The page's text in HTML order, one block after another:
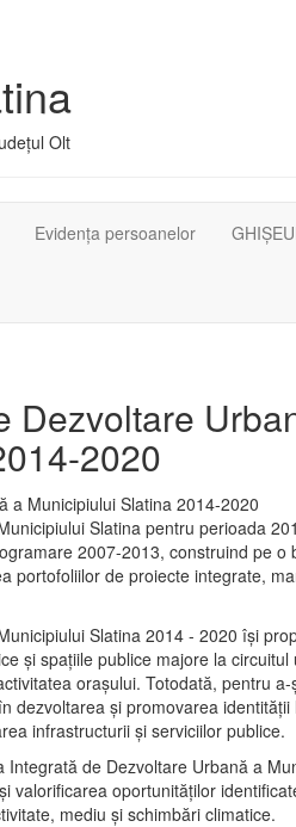
Olt
Evidența persoanelor
Dezvoltare
2020
Slatina pentru perioada
2007-2013, construind pe o
portofoliilor de proiecte integrate,
Slatina 2014 - 2020 își
şi spaţiile publice majore la circuitul
oraşului. Totodată, pentru a-
dezvoltarea şi promovarea identităţii
infrastructurii şi serviciilor publice.
de Dezvoltare Urbană a
valorificarea oportunităţilor
mediu şi schimbări climatice.